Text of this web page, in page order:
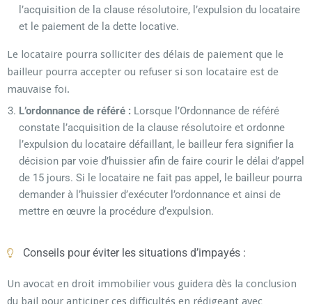
l’acquisition de la clause résolutoire, l’expulsion du locataire
et le paiement de la dette locative.
Le locataire pourra solliciter des délais de paiement que le
bailleur pourra accepter ou refuser si son locataire est de
mauvaise foi.
L’ordonnance de référé : Lorsque l’Ordonnance de référé
constate l’acquisition de la clause résolutoire et ordonne
l’expulsion du locataire défaillant, le bailleur fera signifier la
décision par voie d’huissier afin de faire courir le délai d’appel
de 15 jours. Si le locataire ne fait pas appel, le bailleur pourra
demander à l’huissier d’exécuter l’ordonnance et ainsi de
mettre en œuvre la procédure d’expulsion.
Conseils pour éviter les situations d’impayés :
Un avocat en droit immobilier vous guidera dès la conclusion
du bail pour anticiper ces difficultés en rédigeant avec